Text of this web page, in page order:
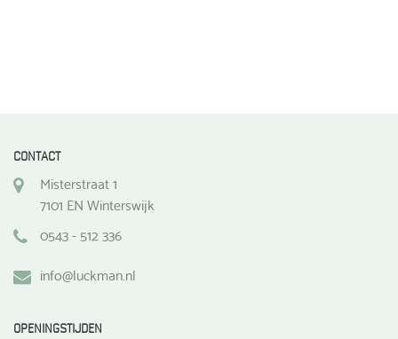
CONTACT
Misterstraat 1
7101 EN Winterswijk
0543 - 512 336
info@luckman.nl
OPENINGSTIJDEN